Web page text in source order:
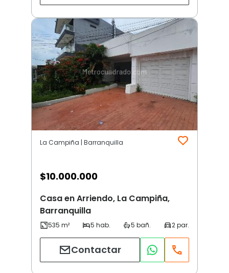
La Campiña | Barranquilla
$10.000.000
Casa en Arriendo, La Campiña,
Barranquilla
Contactar